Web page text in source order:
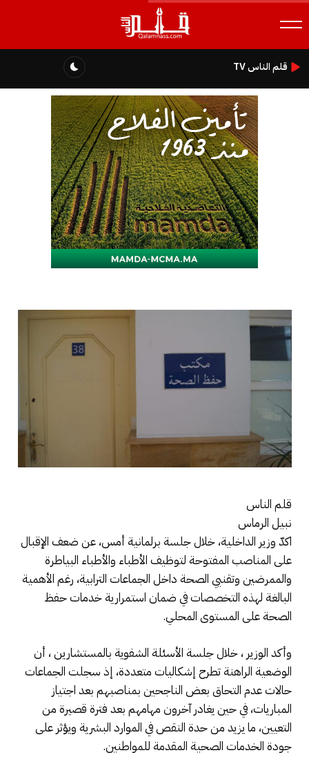
قلم الناس TV
قلم الناس
نبيل الرماس
اكدّ وزير الداخلية، خلال جلسة برلمانية أمس، عن ضعف الإقبال
على المناصب المفتوحة لتوظيف الأطباء والأطباء البياطرة
والممرضين وتقنيي الصحة داخل الجماعات الترابية، رغم الأهمية
البالغة لهذه التخصصات في ضمان استمرارية خدمات حفظ
الصحة على المستوى المحلي.
وأكد الوزير ، خلال جلسة الأسئلة الشفوية بالمستشارين ، أن
الوضعية الراهنة تطرح إشكاليات متعددة، إذ سجلت الجماعات
حالات عدم التحاق بعض الناجحين بمناصبهم بعد اجتياز
المباريات، في حين يغادر آخرون مهامهم بعد فترة قصيرة من
التعيين، ما يزيد من حدة النقص في الموارد البشرية ويؤثر على
جودة الخدمات الصحية المقدمة للمواطنين.